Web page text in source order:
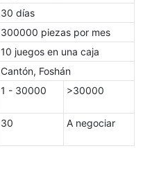
30 días
300000 piezas por mes
10 juegos en una caja
Cantón, Foshán
1 - 30000 >30000
30 A negociar